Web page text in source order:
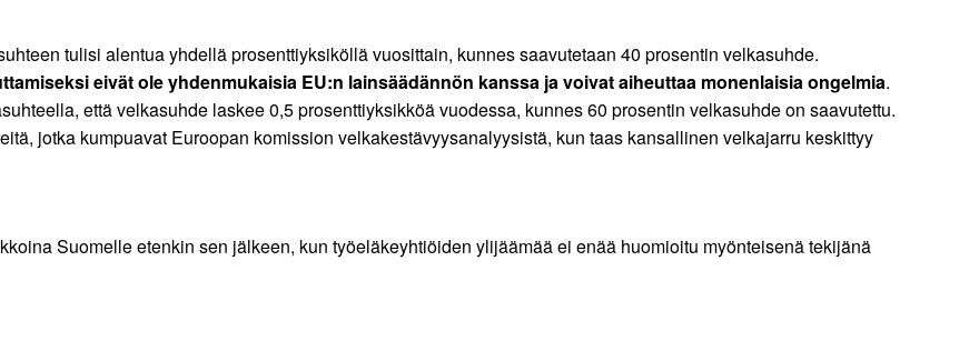
tulisi alentua yhdellä prosenttiyksiköllä vuosittain, kunnes saavutetaan 40 prosentin velkasuhde.
eivät ole yhdenmukaisia EU:n lainsäädännön kanssa ja voivat aiheuttaa monenlaisia ongelmia.
että velkasuhde laskee 0,5 prosenttiyksikköä vuodessa, kunnes 60 prosentin velkasuhde on saavutettu.
jotka kumpuavat Euroopan komission velkakestävyysanalyysistä, kun taas kansallinen velkajarru keskittyy
Suomelle etenkin sen jälkeen, kun työeläkeyhtiöiden ylijäämää ei enää huomioitu myönteisenä tekijänä